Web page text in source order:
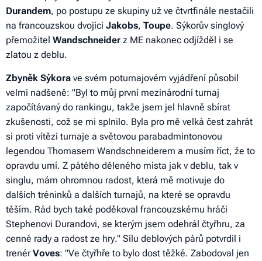
Durandem, po postupu ze skupiny už ve čtvrtfinále nestačili
na francouzskou dvojici Jakobs, Toupe. Sýkorův singlový
přemožitel Wandschneider z ME nakonec odjížděl i se
zlatou z deblu.
Zbyněk Sýkora ve svém poturnajovém vyjádření působil
velmi nadšeně: "Byl to můj první mezinárodní turnaj
započítávaný do rankingu, takže jsem jel hlavně sbírat
zkušenosti, což se mi splnilo. Byla pro mě velká čest zahrát
si proti vítězi turnaje a světovou parabadmintonovou
legendou Thomasem Wandschneiderem a musím říct, že to
opravdu umí. Z pátého děleného místa jak v deblu, tak v
singlu, mám ohromnou radost, která mě motivuje do
dalších tréninků a dalších turnajů, na které se opravdu
těším. Rád bych také poděkoval francouzskému hráči
Stephenovi Durandovi, se kterým jsem odehrál čtyřhru, za
cenné rady a radost ze hry." Sílu deblových párů potvrdil i
trenérVoves: "Ve čtyřhře to bylo dost těžké. Zabodoval jen